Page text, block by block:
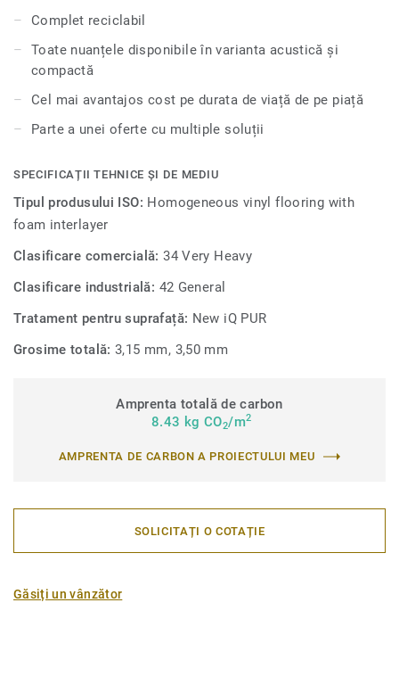
Complet reciclabil
Toate nuanțele disponibile în varianta acustică și
compactă
Cel mai avantajos cost pe durata de viață de pe piață
Parte a unei oferte cu multiple soluții
SPECIFICAȚII TEHNICE ȘI DE MEDIU
Tipul produsului ISO: Homogeneous vinyl flooring with
foam interlayer
Clasificare comercială:34 Very Heavy
Clasificare industrială: 42 General
Tratament pentru suprafață: New iQ PUR
Grosime totală:3,15 mm, 3,50 mm
Amprenta totală de carbon
8.43 kg CO2/m2
AMPRENTA DE CARBON A PROIECTULUI MEU
SOLICITAȚI O COTAȚIE
Găsiți un vânzător